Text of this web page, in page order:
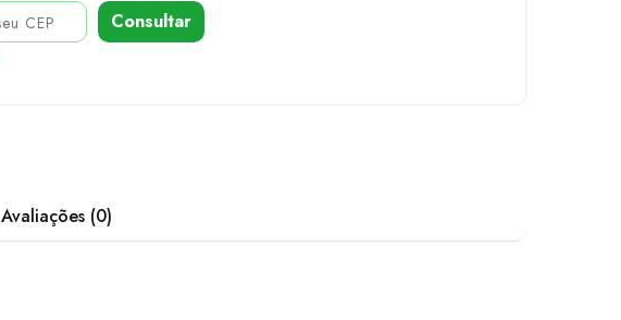
Consultar
Avaliações (0)